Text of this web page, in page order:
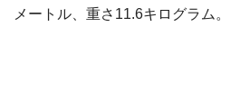
メートル、重さ11.6キログラム。